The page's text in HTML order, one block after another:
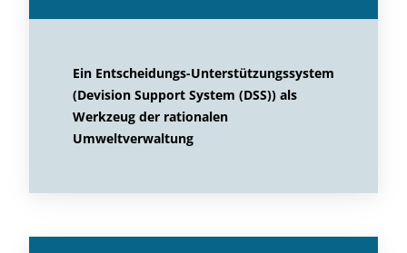
Ein Entscheidungs-Unterstützungssystem
(Devision Support System (DSS)) als
Werkzeug der rationalen
Umweltverwaltung